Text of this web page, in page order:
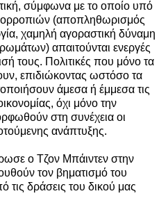
σύμφωνα με το οποίο υπό
(αποπληθωρισμός
χαμηλή αγοραστική δύναμη
απαιτούνται ενεργές
τους. Πολιτικές που μόνο τα
επιδιώκοντας ωστόσο τα
άμεσα ή έμμεσα τις
όχι μόνο την
στη συνέχεια οι
ανάπτυξης.
ο Τζον Μπάιντεν στην
τον βηματισμό του
τις δράσεις του δικού μας